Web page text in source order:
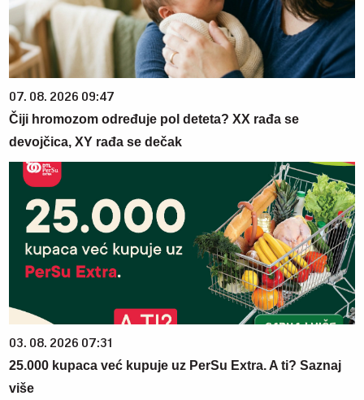
07. 08. 2026 09:47
Čiji hromozom određuje pol deteta? XX rađa se
devojčica, XY rađa se dečak
03. 08. 2026 07:31
25.000 kupaca već kupuje uz PerSu Extra. A ti? Saznaj
više